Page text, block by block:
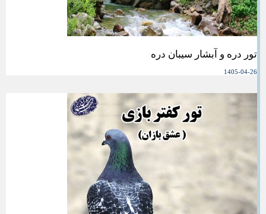
تور دره و آبشار سیبان دره
1405-04-26